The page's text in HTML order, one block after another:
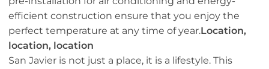
efficient construction ensure that you enjoy the
perfect temperature at any time of year.Location,
location, location
San Javier is not just a place, it is a lifestyle. This